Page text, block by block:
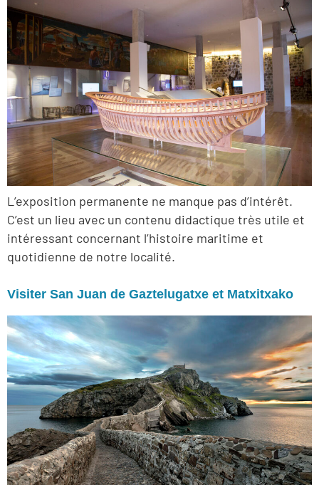
L’exposition permanente ne manque pas d’intérêt.
C’est un lieu avec un contenu didactique très utile et
intéressant concernant l’histoire maritime et
quotidienne de notre localité.
Visiter San Juan de Gaztelugatxe et Matxitxako